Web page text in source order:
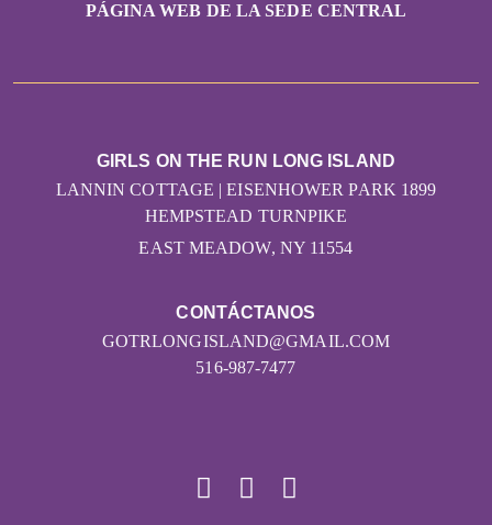
PÁGINA WEB DE LA SEDE CENTRAL
CONTÁCTANOS
GOTRLONGISLAND@GMAIL.COM
516-987-7477
GIRLS ON THE RUN LONG ISLAND
LANNIN COTTAGE | EISENHOWER PARK 1899
HEMPSTEAD TURNPIKE
EAST MEADOW, NY 11554